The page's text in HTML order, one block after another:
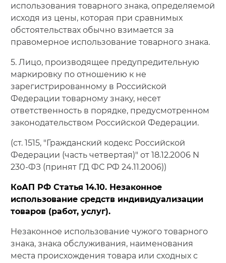
использования товарного знака, определяемой
исходя из цены, которая при сравнимых
обстоятельствах обычно взимается за
правомерное использование товарного знака.
5. Лицо, производящее предупредительную
маркировку по отношению к не
зарегистрированному в Российской
Федерации товарному знаку, несет
ответственность в порядке, предусмотренном
законодательством Российской Федерации.
(ст. 1515, "Гражданский кодекс Российской
Федерации (часть четвертая)" от 18.12.2006 N
230-ФЗ (принят ГД ФС РФ 24.11.2006))
КоАП РФ Статья 14.10. Незаконное
использование средств индивидуализации
товаров (работ, услуг).
Незаконное использование чужого товарного
знака, знака обслуживания, наименования
места происхождения товара или сходных с